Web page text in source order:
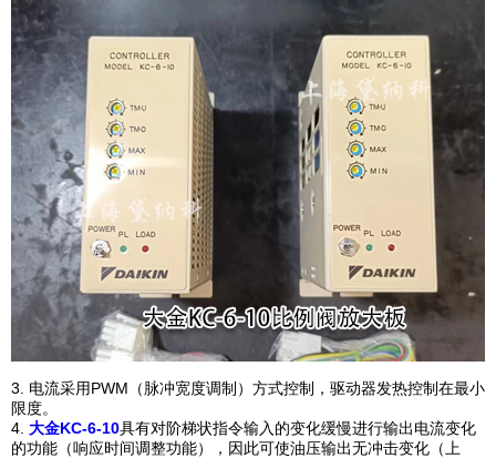
3. 电流采用PWM（脉冲宽度调制）方式控制，驱动器发热控制在最小
限度。
4. 大金KC-6-10具有对阶梯状指令输入的变化缓慢进行输出电流变化
的功能（响应时间调整功能），因此可使油压输出无冲击变化（上